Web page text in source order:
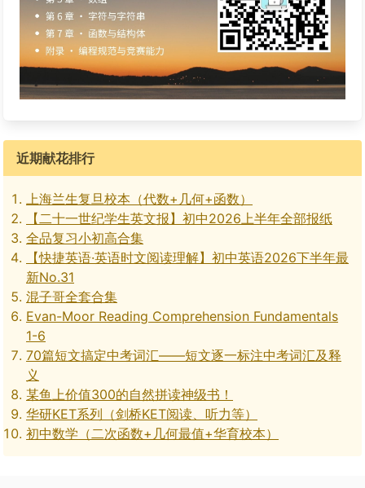
近期献花排行
上海兰生复旦校本（代数+几何+函数）
【二十一世纪学生英文报】初中2026上半年全部报纸
全品复习小初高合集
【快捷英语·英语时文阅读理解】初中英语2026下半年最
新No.31
混子哥全套合集
Evan-Moor Reading Comprehension Fundamentals
1-6
70篇短文搞定中考词汇——短文逐一标注中考词汇及释
义
某鱼上价值300的自然拼读神级书！
华研KET系列（剑桥KET阅读、听力等）
初中数学（二次函数+几何最值+华育校本）